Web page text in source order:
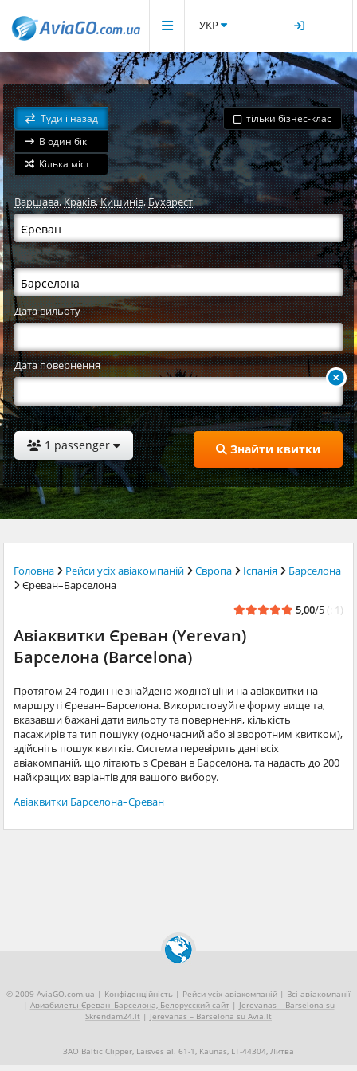
УКР
Туди і назад
В один бік
Кілька міст
тільки бізнес-клас
Варшава,Краків,Кишинів,Бухарест
Дата вильоту
Дата повернення
1 passenger Знайти квитки
Головна Рейси усіх авіакомпаній Європа Іспанія
Барселона
Єреван–Барселона
5,00/5 (: 1)
Авіаквитки Єреван (Yerevan)
Барселона (Barcelona)
Протягом 24 годин не знайдено жодної ціни на авіаквитки на
маршруті Єреван–Барселона. Використовуйте форму вище та,
вказавши бажані дати вильоту та повернення, кількість
пасажирів та тип пошуку (одночасний або зі зворотним квитком),
здійсніть пошук квитків. Система перевірить дані всіх
авіакомпаній, що літають з Єреван в Барселона, та надасть до 200
найкращих варіантів для вашого вибору.
Авіаквитки Барселона–Єреван
© 2009 AviaGO.com.ua | Конфіденційність | Рейси усіх авіакомпаній | Всі авіакомпанії
| Авиабилеты Єреван–Барселона, Белорусский сайт| Jerevanas – Barselona su
Skrendam24.lt | Jerevanas – Barselona su Avia.lt
ЗАО Baltic Clipper, Laisvės al. 61-1, Kaunas, LT-44304, Литва